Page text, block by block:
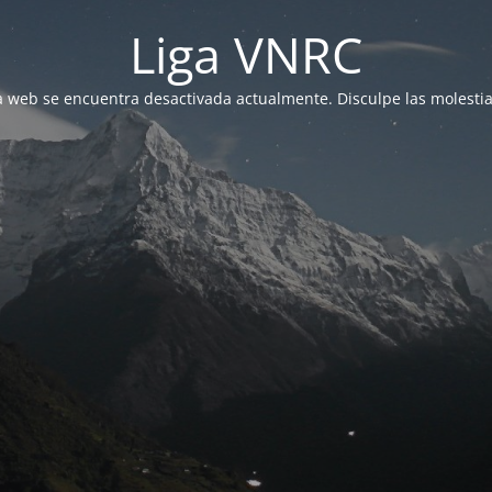
Liga VNRC
web se encuentra desactivada actualmente. Disculpe las